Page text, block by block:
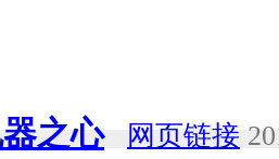
之心 网页链接